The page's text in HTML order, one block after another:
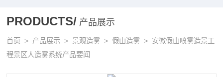
PRODUCTS/ 产品展示
首页 > 产品展示 > 景观造雾 >假山造雾 > 安徽假山喷雾造景工
程景区人造雾系统产品要闻